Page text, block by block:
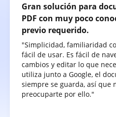
Gran solución para
PDF con muy poco
previo requerido.
"Simplicidad, familiaridad
fácil de usar. Es fácil de
cambios y editar lo que
utiliza junto a Google, el
siempre se guarda, así que
preocuparte por ello."